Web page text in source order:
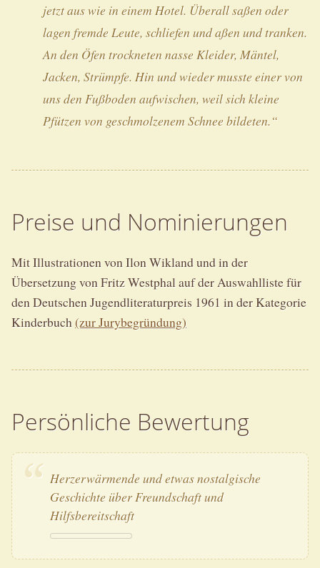
jetzt aus wie in einem Hotel. Überall saßen oder
lagen fremde Leute, schliefen und aßen und tranken.
An den Öfen trockneten nasse Kleider, Mäntel,
Jacken, Strümpfe. Hin und wieder musste einer von
uns den Fußboden aufwischen, weil sich kleine
Pfützen von geschmolzenem Schnee bildeten.“
Preise und Nominierungen
Mit Illustrationen von Ilon Wikland und in der
Übersetzung von Fritz Westphal auf der Auswahlliste für
den Deutschen Jugendliteraturpreis 1961 in der Kategorie
Kinderbuch (zur Jurybegründung)
Persönliche Bewertung
Herzerwärmende und etwas nostalgische
Geschichte über Freundschaft und
Hilfsbereitschaft